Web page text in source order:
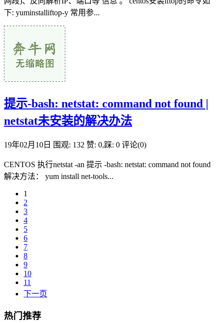
下: yuminstalliftop-y 常用参...
提示-bash: netstat: command not found |
netstat未安装的解决办法
19年02月10日 围观: 132 赞: 0,踩: 0 评论(0)
CENTOS 执行netstat -an 提示 -bash: netstat: command not found
解决方法： yum install net-tools...
1
2
3
4
5
6
7
8
9
10
11
下一页
热门推荐